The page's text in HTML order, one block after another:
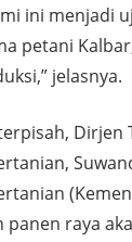
ini menjadi
petani
jelasnya.
Dirjen
panen raya